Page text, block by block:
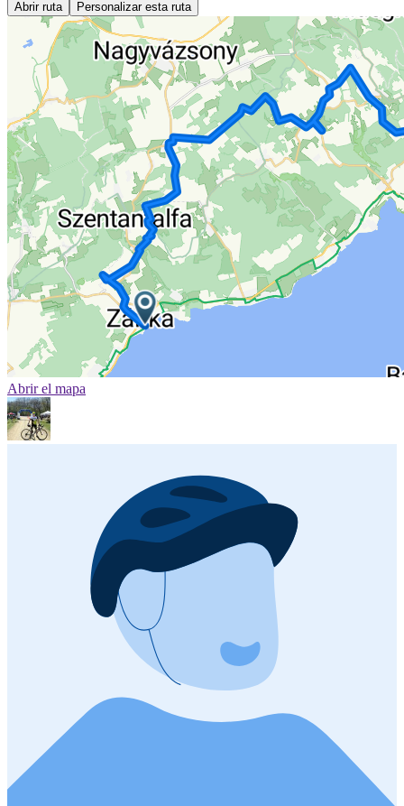
Abrir ruta Personalizar esta ruta
Abrir el mapa